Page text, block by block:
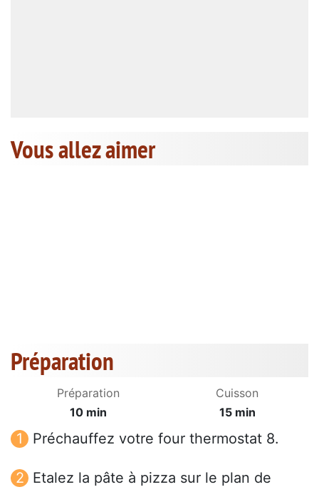
Vous allez aimer
Préparation
Préparation
10 min
Cuisson
15 min
Préchauffez votre four thermostat 8.
Etalez la pâte à pizza sur le plan de